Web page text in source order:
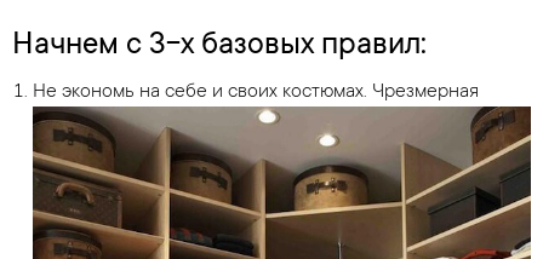
Начнем с 3-х базовых правил:
Не экономь на себе и своих костюмах. Чрезмерная